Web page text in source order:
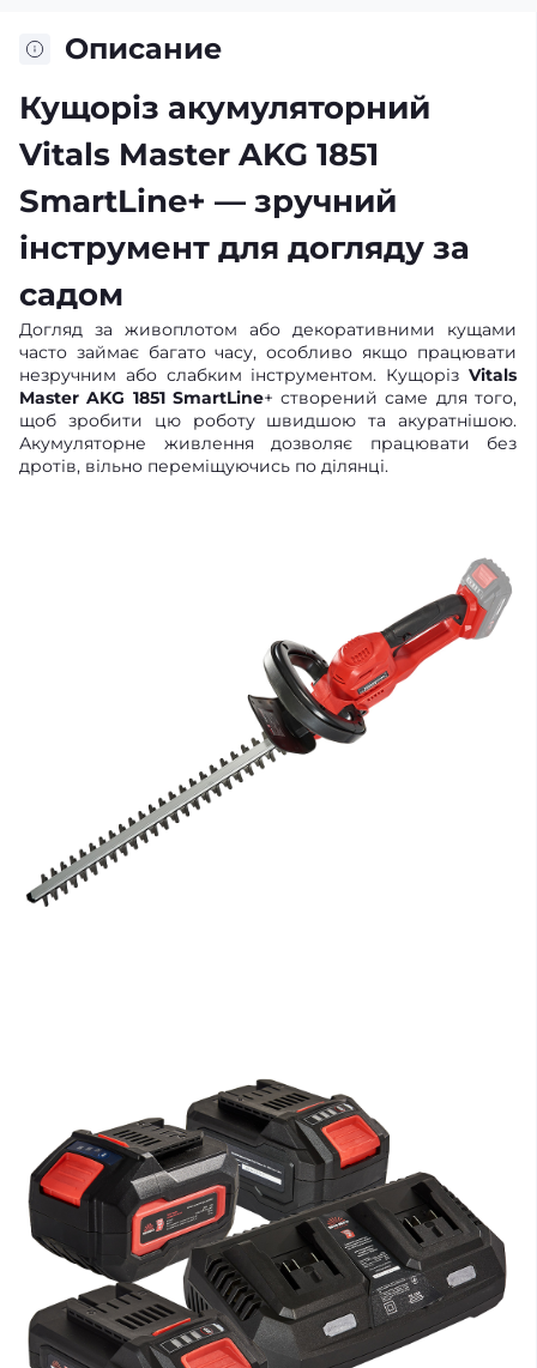
Описание
Кущоріз акумуляторний
Vitals Master AKG 1851
SmartLine+ — зручний
інструмент для догляду за
садом
Догляд за живоплотом або декоративними кущами
часто займає багато часу, особливо якщо працювати
незручним або слабким інструментом. Кущоріз Vitals
Master AKG 1851 SmartLine+ створений саме для того,
щоб зробити цю роботу швидшою та акуратнішою.
Акумуляторне живлення дозволяє працювати без
дротів, вільно переміщуючись по ділянці.